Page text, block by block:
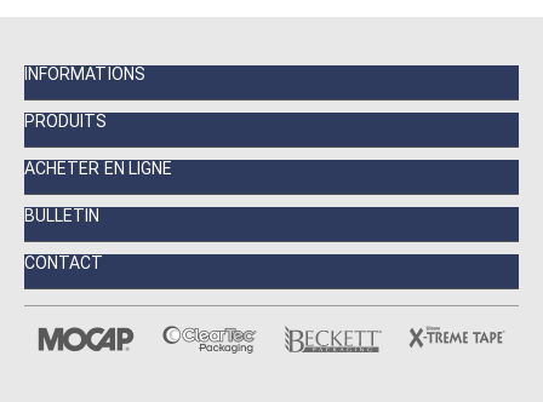
INFORMATIONS
PRODUITS
ACHETER EN LIGNE
BULLETIN
CONTACT